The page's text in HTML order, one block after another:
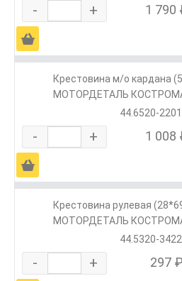
- + 1 790
Ä
Крестовина м/о кардана
МОТОРДЕТАЛЬ
44.6520-
- + 1 008
Ä
Крестовина рулевая
МОТОРДЕТАЛЬ
44.5320-
- + 297 ₽